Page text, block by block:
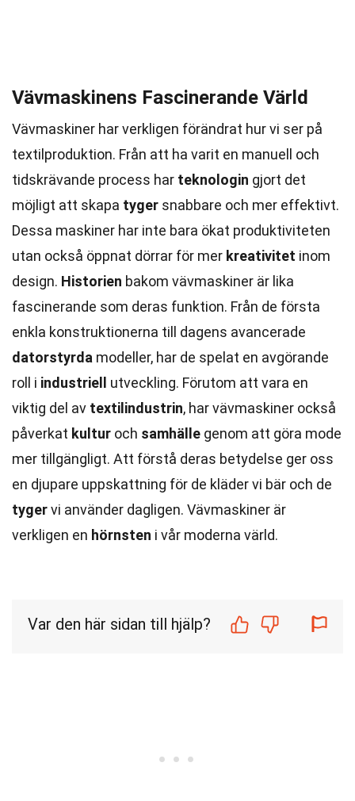
Vävmaskinens Fascinerande Värld
Vävmaskiner har verkligen förändrat hur vi ser på
textilproduktion. Från att ha varit en manuell och
tidskrävande process har teknologin gjort det
möjligt att skapa tyger snabbare och mer effektivt.
Dessa maskiner har inte bara ökat produktiviteten
utan också öppnat dörrar för mer kreativitet inom
design. Historien bakom vävmaskiner är lika
fascinerande som deras funktion. Från de första
enkla konstruktionerna till dagens avancerade
datorstyrda modeller, har de spelat en avgörande
roll i industriell
utveckling. Förutom att vara en
viktig del av textilindustrin, har vävmaskiner också
påverkat kultur och samhälle genom att göra mode
mer tillgängligt. Att förstå deras betydelse ger oss
en djupare uppskattning för de kläder vi bär och de
tygervi använder dagligen. Vävmaskiner är
verkligen en hörnsten i vår moderna värld.
Var den här sidan till hjälp?